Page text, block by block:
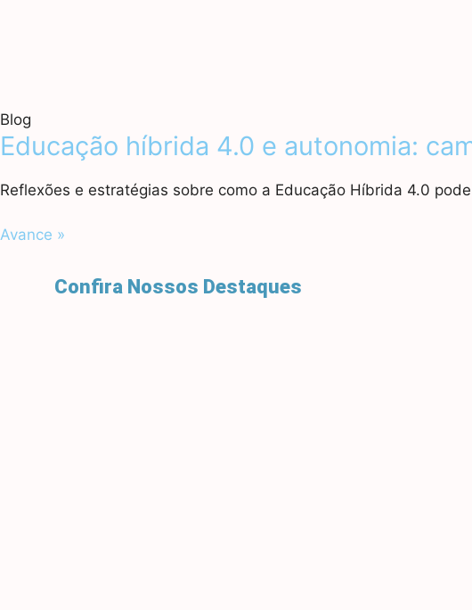
Blog
Educação híbrida 4.0 e autonomia:
Reflexões e estratégias sobre como a Educação Híbrida 4.0
Avance »
Confira Nossos Destaques